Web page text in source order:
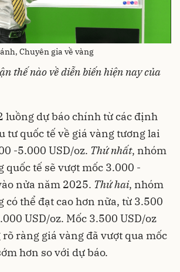
Chuyên gia về vàng
thế nào về diễn biến hiện nay của
luồng dự báo chính từ các định
tư quốc tế về giá vàng tương lai
-5.000 USD/oz. Thứ nhất, nhóm
quốc tế sẽ vượt mốc 3.000 -
nửa năm 2025. Thứ hai, nhóm
có thể đạt cao hơn nữa, từ 3.500
USD/oz. Mốc 3.500 USD/oz
ràng giá vàng đã vượt qua mốc
hơn so với dự báo.